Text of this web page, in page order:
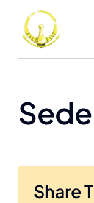
content
Share